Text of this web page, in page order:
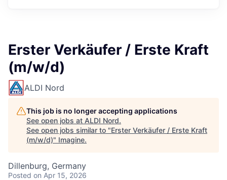
Erster Verkäufer / Erste Kraft
(m/w/d)
ALDI Nord
This job is no longer accepting applications
See open jobs at ALDI Nord.
See open jobs similar to "Erster Verkäufer / Erste Kraft
(m/w/d)" Imagine.
Dillenburg, Germany
Posted on Apr 15, 2026